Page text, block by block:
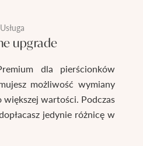
Usługa
upgrade
dla pierścionków
możliwość wymiany
wartości. Podczas
jedynie różnicę w